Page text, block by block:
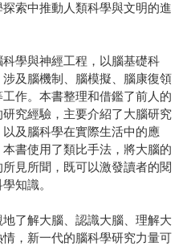
索中推動人類科學與文明的進
學與神經工程，以腦基礎科
及腦機制、腦模擬、腦康復領
作。本書整理和借鑑了前人的
究經驗，主要介紹了大腦研究
及腦科學在實際生活中的應
書使用了類比手法，將大腦的
見所聞，既可以激發讀者的閱
知識。
了解大腦、認識大腦、理解大
，新一代的腦科學研究力量可